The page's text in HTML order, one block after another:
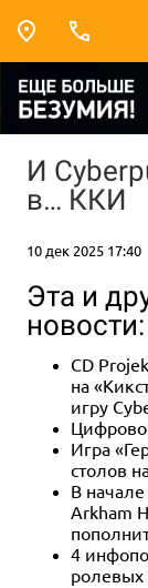
И
в… ККИ
10 дек 2025 17:40
Эта и
новости:
CD
на
игру
Игра
столов
В
Arkham
4
ролевых